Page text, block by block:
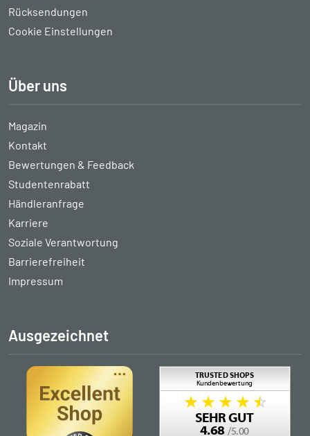
Rücksendungen
Cookie Einstellungen
Über uns
Magazin
Kontakt
Bewertungen & Feedback
Studentenrabatt
Händleranfrage
Karriere
Soziale Verantwortung
Barrierefreiheit
Impressum
Ausgezeichnet